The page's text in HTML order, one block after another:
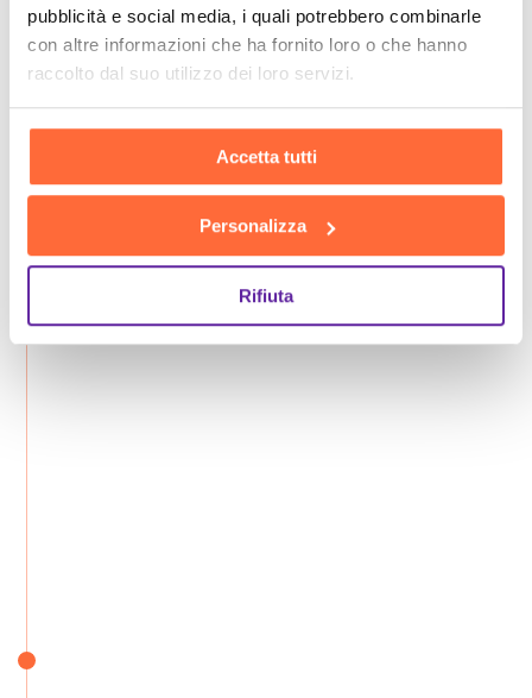
pubblicità e social media, i quali potrebbero combinarle
con altre informazioni che ha fornito loro o che hanno
raccolto dal suo utilizzo dei loro servizi.
Accetta tutti
Personalizza
Rifiuta